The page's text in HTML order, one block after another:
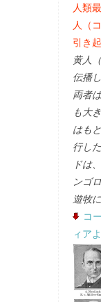
人類
人（
引き
黄人
伝播
両者
も大
はも
行し
ドは
ンゴ
遊牧
コ
ィア